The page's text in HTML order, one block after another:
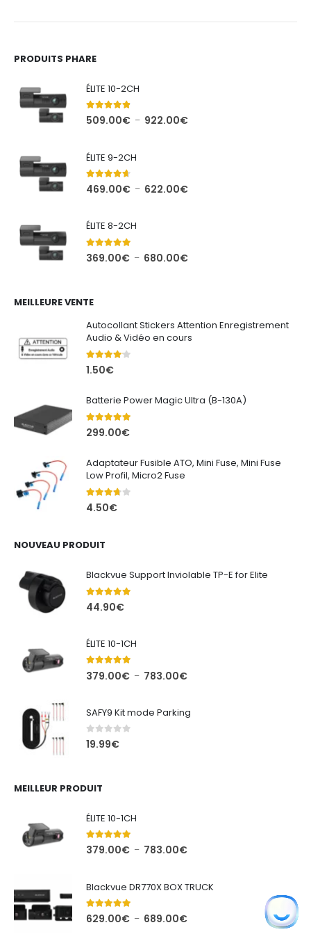
PRODUITS PHARE
ÉLITE 10-2CH
4.75out of 5
509.00€ – 922.00€Plage
922.00€
ÉLITE 9-2CH
4.55out of 5
469.00€ – 622.00€Plage
622.00€
ÉLITE 8-2CH
5.00out of 5
369.00€ – 680.00€Plage
680.00€
MEILLEURE VENTE
Autocollant Stickers Attention Enregistrement
Audio & Vidéo en cours
4.00out of 5
1.50€
Batterie Power Magic Ultra (B-130A)
5.00out of 5
299.00€
Adaptateur Fusible ATO, Mini Fuse, Mini Fuse
Low Profil, Micro2 Fuse
3.67out of 5
4.50€
NOUVEAU PRODUIT
Blackvue Support Inviolable TP-E for Elite
5.00out of 5
44.90€
ÉLITE 10-1CH
5.00out of 5
379.00€ – 783.00€Plage
379.00€
SAFY9 Kit mode Parking
0out of 5
19.99€
MEILLEUR PRODUIT
ÉLITE 10-1CH
5.00out of 5
379.00€ – 783.00€Plage
379.00€
783.00€
Blackvue DR770X BOX TRUCK
5.00out of 5
629.00€ – 689.00€Plage